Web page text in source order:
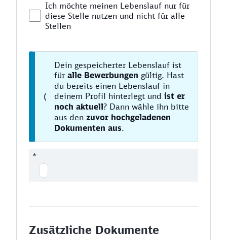
Ich möchte meinen Lebenslauf nur für
diese Stelle nutzen und nicht für alle
Stellen
Dein gespeicherter Lebenslauf ist
füralle Bewerbungen
du bereits einen Lebenslauf in
deinem Profil hinterlegt undist er
noch aktuell? Dann wähle ihn bitte
aus denzuvor hochgeladenen
Dokumenten aus.
*
Zusätzliche Dokumente